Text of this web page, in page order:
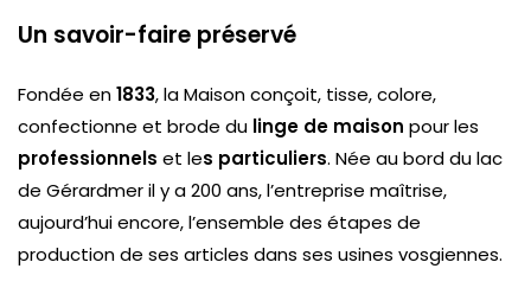
Un savoir-faire préservé
Fondée en1833, la Maison conçoit, tisse, colore,
confectionne et brode du linge de maison pour les
professionnels et les particuliers. Née au bord du lac
de Gérardmer il y a 200 ans, l’entreprise maîtrise,
aujourd’hui encore, l’ensemble des étapes de
production de ses articles dans ses usines vosgiennes.